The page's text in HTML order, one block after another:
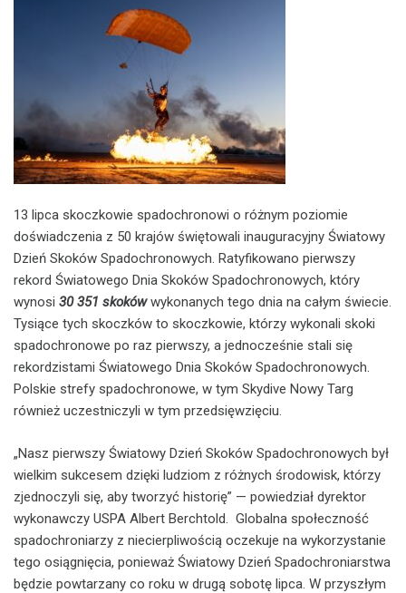
13 lipca skoczkowie spadochronowi o różnym poziomie
doświadczenia z 50 krajów świętowali inauguracyjny Światowy
Dzień Skoków Spadochronowych. Ratyfikowano pierwszy
rekord Światowego Dnia Skoków Spadochronowych, który
wynosi 30 351 skokówwykonanych tego dnia na całym świecie.
Tysiące tych skoczków to skoczkowie, którzy wykonali skoki
spadochronowe po raz pierwszy, a jednocześnie stali się
rekordzistami Światowego Dnia Skoków Spadochronowych.
Polskie strefy spadochronowe, w tym Skydive Nowy Targ
również uczestniczyli w tym przedsięwzięciu.
„Nasz pierwszy Światowy Dzień Skoków Spadochronowych był
wielkim sukcesem dzięki ludziom z różnych środowisk, którzy
zjednoczyli się, aby tworzyć historię” — powiedział dyrektor
wykonawczy USPA Albert Berchtold. Globalna społeczność
spadochroniarzy z niecierpliwością oczekuje na wykorzystanie
tego osiągnięcia, ponieważ Światowy Dzień Spadochroniarstwa
będzie powtarzany co roku w drugą sobotę lipca. W przyszłym